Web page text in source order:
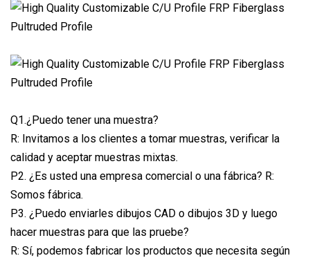
Q1.¿Puedo tener una muestra?
R: Invitamos a los clientes a tomar muestras, verificar la
calidad y aceptar muestras mixtas.
P2. ¿Es usted una empresa comercial o una fábrica? R:
Somos fábrica.
P3. ¿Puedo enviarles dibujos CAD o dibujos 3D y luego
hacer muestras para que las pruebe?
R: Sí, podemos fabricar los productos que necesita según